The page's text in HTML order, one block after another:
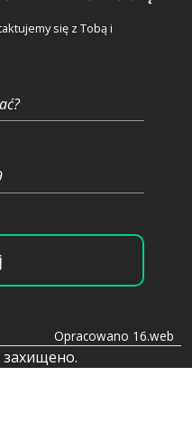
się z Tobą i
Opracowano 16.web
захищено.